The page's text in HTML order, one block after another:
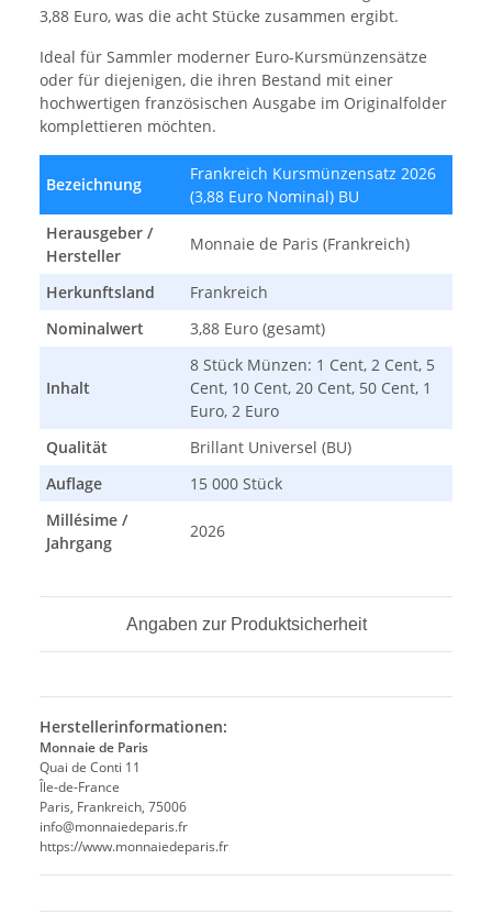
3,88 Euro, was die acht Stücke zusammen ergibt.
Ideal für Sammler moderner Euro-Kursmünzensätze
oder für diejenigen, die ihren Bestand mit einer
hochwertigen französischen Ausgabe im Originalfolder
komplettieren möchten.
Bezeichnung
Frankreich Kursmünzensatz 2026
(3,88 Euro Nominal) BU
Herausgeber /
Hersteller
Monnaie de Paris (Frankreich)
Herkunftsland
Frankreich
Nominalwert
3,88 Euro (gesamt)
Inhalt
8 Stück Münzen: 1 Cent, 2 Cent, 5
Cent, 10 Cent, 20 Cent, 50 Cent, 1
Euro, 2 Euro
Qualität
Brillant Universel (BU)
Auflage
15 000 Stück
Millésime /
Jahrgang
2026
Angaben zur Produktsicherheit
Herstellerinformationen:
Monnaie de Paris
Quai de Conti 11
Île-de-France
Paris, Frankreich, 75006
info@monnaiedeparis.fr
https://www.monnaiedeparis.fr